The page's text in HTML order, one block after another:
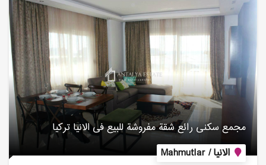
الانيا / Mahmutlar
مجمع سكنی رائع شقة مفروشة للبیع فی الانیا تركیا